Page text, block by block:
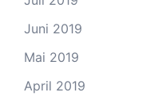
Juni 2019
Mai 2019
April 2019